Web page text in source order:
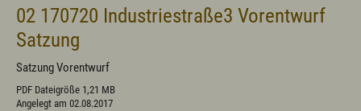
02 170720 Industriestraße3 Vorentwurf
Satzung
Satzung Vorentwurf
PDF Dateigröße 1,21 MB
Angelegt am 02.08.2017